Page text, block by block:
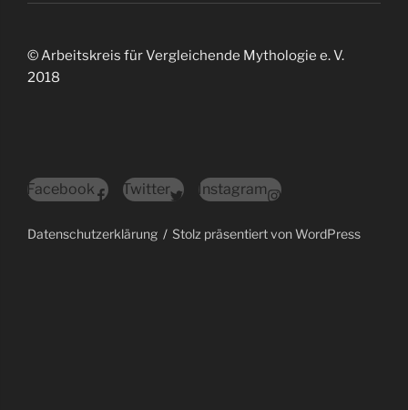
© Arbeitskreis für Vergleichende Mythologie e. V.
2018
Facebook Twitter Instagram
Datenschutzerklärung Stolz präsentiert von WordPress